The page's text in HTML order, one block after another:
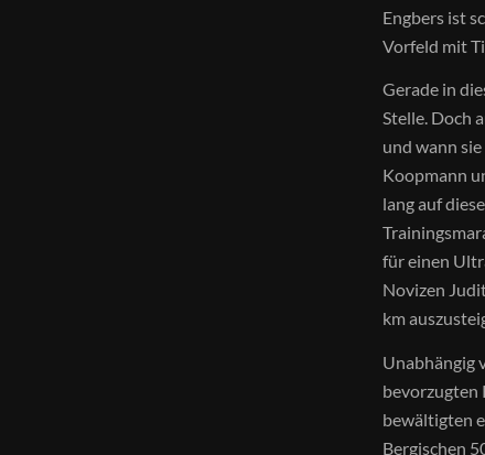
Engbers ist
Vorfeld mit
Gerade in
Stelle. Doch
und wann
Koopmann
lang auf
für einen
Novizen
km
Unabhängig
bevorzugten
bewältigten
Bergischen